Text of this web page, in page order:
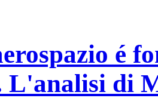
é
L'analisi di